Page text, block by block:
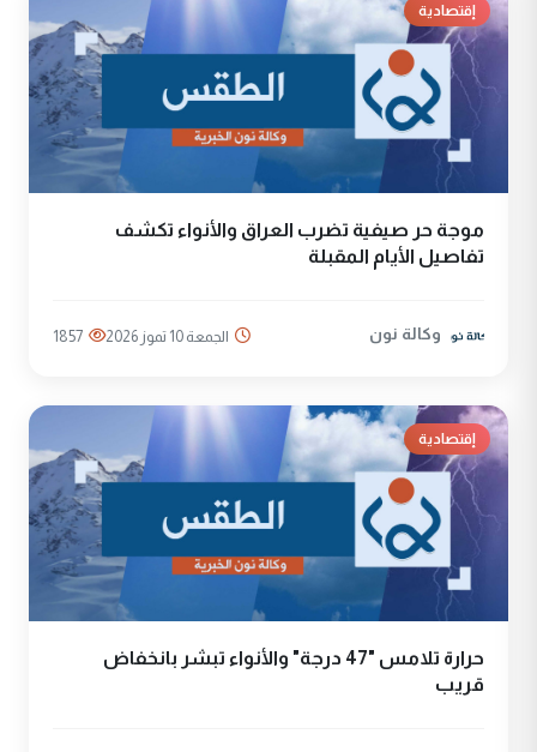
إقتصادية
موجة حر صيفية تضرب العراق والأنواء تكشف
تفاصيل الأيام المقبلة
وكالة نون الجمعة 10 تموز 2026 1857
إقتصادية
حرارة تلامس "47 درجة" والأنواء تبشر بانخفاض
قريب